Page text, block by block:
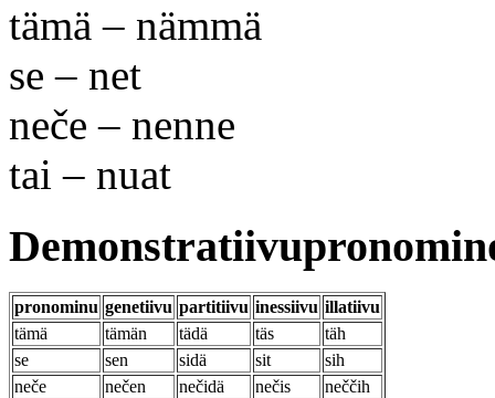
tämä – nämmä
se – net
neče – nenne
tai – nuat
pronominu genetiivu partitiivu inessiivu illatiivu
tämä
tämän tädä täs
täh
se
sen sidä sit
sih
neče
nečen nečidä nečis
neččih